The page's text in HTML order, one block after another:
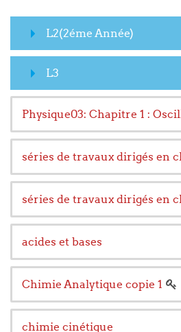
L2(2éme Année)
L3
Physique03: Chapitre 1 :
séries de travaux dirigés en
séries de travaux dirigés en
acides et bases
Chimie Analytique copie 1
chimie cinétique